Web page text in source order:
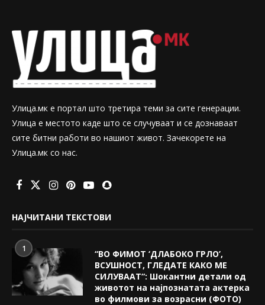
Улица.мк е портал што третира теми за сите генерации.
Улица е местото каде што се случуваат и се дознаваат
сите битни работи во нашиот живот. Зачекорете на
Улица.мк со нас.
НАЈЧИТАНИ ТЕКСТОВИ
1
“ВО ФИМОТ ‘ДЛАБОКО ГРЛО’,
ВСУШНОСТ, ГЛЕДАТЕ КАКО МЕ
СИЛУВААТ“: Шокантни детали од
животот на најпознатата актерка
во филмови за возрасни (ФОТО)